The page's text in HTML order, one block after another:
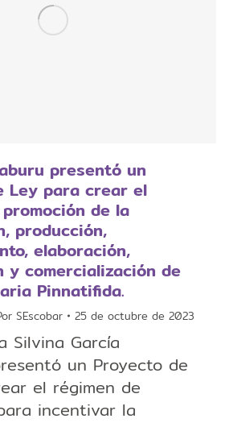
presentó un
Ley para crear el
de la
producción,
elaboración,
comercialización de
Pinnatifida.
SEscobar 25 de octubre de 2023
Silvina García
un Proyecto de
el régimen de
incentivar la